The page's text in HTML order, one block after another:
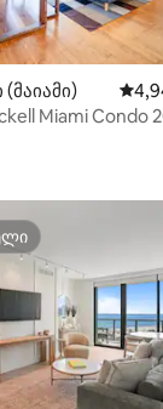
Miami Condo